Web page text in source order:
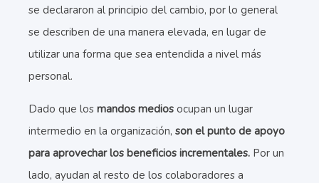
se declararon al principio del cambio, por lo general
se describen de una manera elevada, en lugar de
utilizar una forma que sea entendida a nivel más
personal.
Dado que los mandos medios ocupan un lugar
intermedio en la organización, son el punto de apoyo
para aprovechar los beneficios incrementales. Por un
lado, ayudan al resto de los colaboradores a